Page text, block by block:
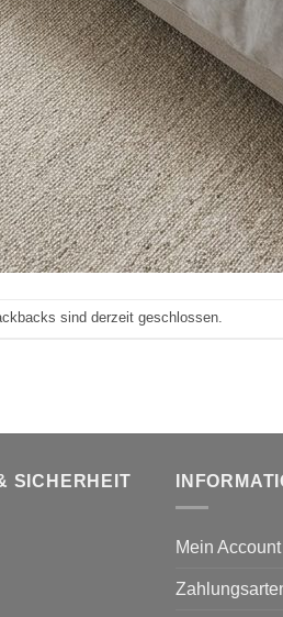
sind derzeit geschlossen.
SICHERHEIT
Mein Account